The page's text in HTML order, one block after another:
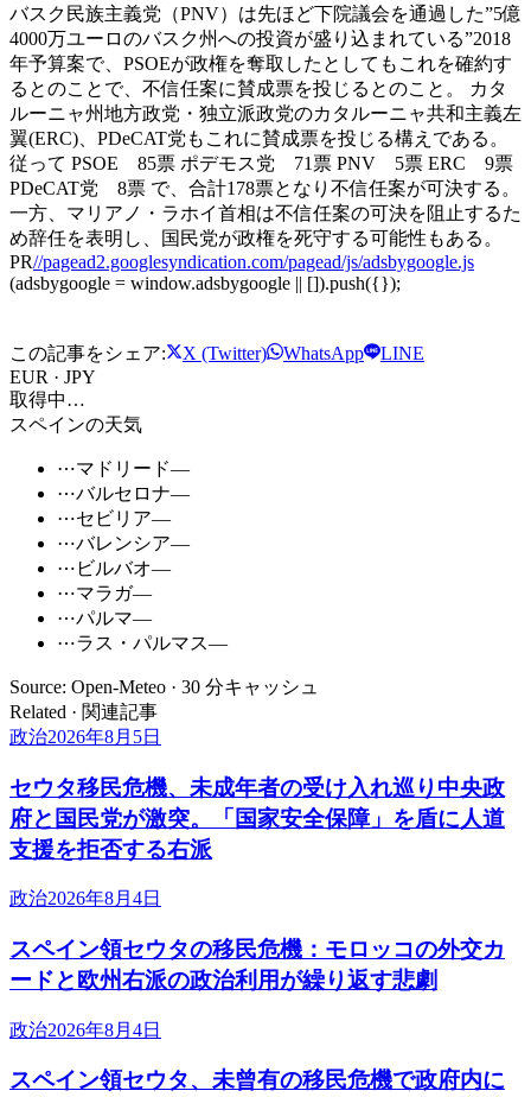
バスク民族主義党（PNV）は先ほど下院議会を通過した”5億
4000万ユーロのバスク州への投資が盛り込まれている”2018
年予算案で、PSOEが政権を奪取したとしてもこれを確約す
るとのことで、不信任案に賛成票を投じるとのこと。 カタ
ルーニャ州地方政党・独立派政党のカタルーニャ共和主義左
翼(ERC)、PDeCAT党もこれに賛成票を投じる構えである。
従って PSOE 85票 ポデモス党 71票 PNV 5票 ERC 9票
PDeCAT党 8票 で、合計178票となり不信任案が可決する。
一方、マリアノ・ラホイ首相は不信任案の可決を阻止するた
め辞任を表明し、国民党が政権を死守する可能性もある。
PR//pagead2.googlesyndication.com/pagead/js/adsbygoogle.js
(adsbygoogle = window.adsbygoogle || []).push({});
この記事をシェア: X (Twitter) WhatsApp
LINE
EUR · JPY
取得中…
スペインの天気
⋯マドリード—
⋯バルセロナ—
⋯セビリア—
⋯バレンシア—
⋯ ビルバオ—
⋯マラガ—
⋯パルマ—
⋯ラス・パルマス—
Source: Open-Meteo · 30 分キャッシュ
Related · 関連記事
政治2026年8月5日
セウタ移民危機、未成年者の受け入れ巡り中央政
府と国民党が激突。「国家安全保障」を盾に人道
支援を拒否する右派
政治2026年8月4日
スペイン領セウタの移民危機：モロッコの外交カ
ードと欧州右派の政治利用が繰り返す悲劇
政治2026年8月4日
スペイン領セウタ、未曾有の移民危機で政府内に